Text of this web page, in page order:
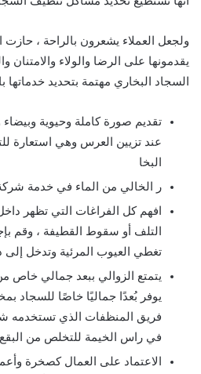
ولجعل العملاء يشعرون بالراحة ، حازت
يقدمونها على الرضا والولاء والامتنان
السجاد البخاري مهتمة بتحديد خدماتها
تقديم صورة كاملة وحيوية
عند تزيين العرس وهي استعارة
البخا
ر الخالي من الماء في خدمة
افهم كل الفراغات التي تظهر
التلف أو سقوط القطيفة ، وقم
تغطي العيوب المرئية وتدخل إلى
يتمتع الزوالي ببعد جمالي خاص
يوفر بُعدًا جماليًا خاصًا للسجاد
فريق المنظفات الذي تستخدمه
في راس الخيمة للتخلص من البقع
الاعتماد على العمال كصخرة